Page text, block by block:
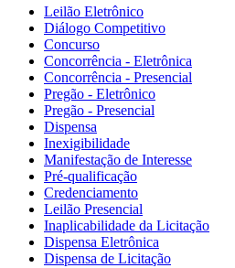
Leilão Eletrônico
Diálogo Competitivo
Concurso
Concorrência - Eletrônica
Concorrência - Presencial
Pregão - Eletrônico
Pregão - Presencial
Dispensa
Inexigibilidade
Manifestação de Interesse
Pré-qualificação
Credenciamento
Leilão Presencial
Inaplicabilidade da Licitação
Dispensa Eletrônica
Dispensa de Licitação